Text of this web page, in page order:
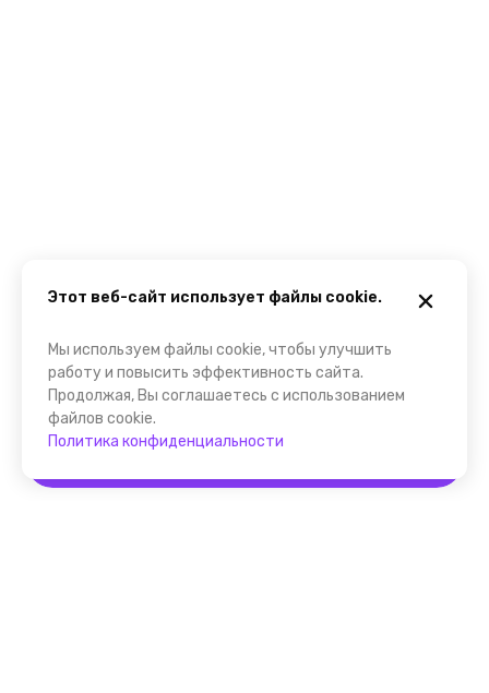
Этот веб-сайт использует файлы cookie.
Мы используем файлы cookie, чтобы улучшить
работу и повысить эффективность сайта.
Продолжая, Вы соглашаетесь с использованием
файлов cookie.
Политика конфиденциальности